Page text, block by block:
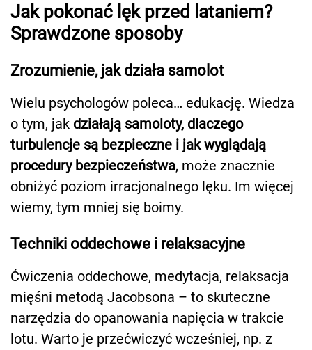
Jak pokonać lęk przed lataniem?
Sprawdzone sposoby
Zrozumienie, jak działa samolot
Wielu psychologów poleca… edukację. Wiedza
o tym, jak działają samoloty, dlaczego
turbulencje są bezpieczne i jak wyglądają
procedury bezpieczeństwa, może znacznie
obniżyć poziom irracjonalnego lęku. Im więcej
wiemy, tym mniej się boimy.
Techniki oddechowe i relaksacyjne
Ćwiczenia oddechowe, medytacja, relaksacja
mięśni metodą Jacobsona – to skuteczne
narzędzia do opanowania napięcia w trakcie
lotu. Warto je przećwiczyć wcześniej, np. z